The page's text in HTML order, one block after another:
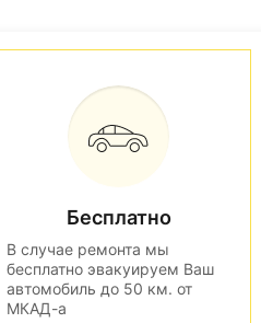
Бесплатно
В случае ремонта мы
бесплатно эвакуируем Ваш
автомобиль до 50 км. от
МКАД-а